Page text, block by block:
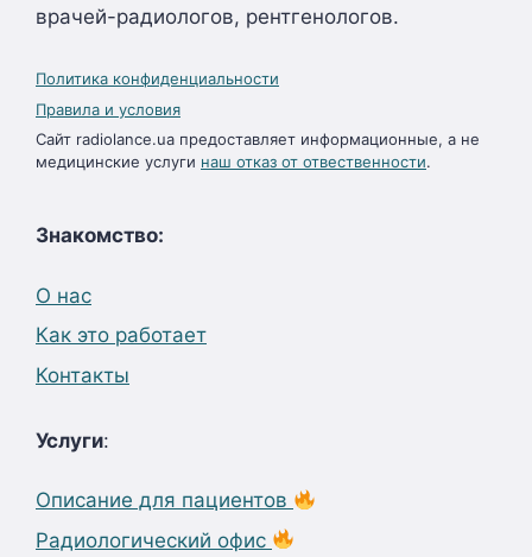
врачей-радиологов, рентгенологов.
Политика конфиденциальности
Правила и условия
Сайт radiolance.ua предоставляет информационные, а не
медицинские услуги наш отказ от отвественности.
Знакомство:
О нас
Как это работает
Контакты
Услуги:
Описание для пациентов
Радиологический офис